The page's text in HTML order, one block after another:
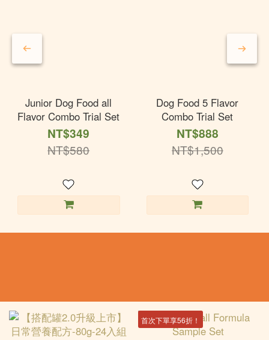
Junior Dog Food all
Flavor Combo Trial Set
NT$349
NT$580
Dog Food 5 Flavor
Combo Trial Set
NT$888
NT$1,500
首次下單享56折！